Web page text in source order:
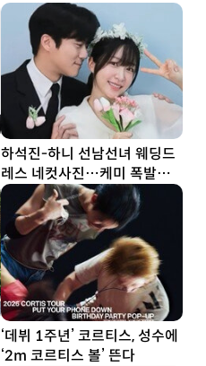
려는 건가 싶어” (해투)
하석진-하니 선남선녀 웨딩드
레스 네컷사진…케미 폭발
[DA★]
‘데뷔 1주년’ 코르티스, 성수에
‘2m 코르티스 볼’ 뜬다